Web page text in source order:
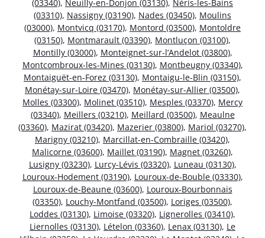
(03340), Neuilly-en-Donjon (03130), Néris-les-Bains
(03310), Nassigny (03190), Nades (03450), Moulins
(03000), Montvicq (03170), Montord (03500), Montoldre
(03150), Montmarault (03390), Montluçon (03100),
Montilly (03000), Monteignet-sur-l’Andelot (03800),
Montcombroux-les-Mines (03130), Montbeugny (03340),
Montaiguët-en-Forez (03130), Montaigu-le-Blin (03150),
Monétay-sur-Loire (03470), Monétay-sur-Allier (03500),
Molles (03300), Molinet (03510), Mesples (03370), Mercy
(03340), Meillers (03210), Meillard (03500), Meaulne
(03360), Mazirat (03420), Mazerier (03800), Mariol (03270),
Marigny (03210), Marcillat-en-Combraille (03420),
Malicorne (03600), Maillet (03190), Magnet (03260),
Lusigny (03230), Lurcy-Lévis (03320), Luneau (03130),
Louroux-Hodement (03190), Louroux-de-Bouble (03330),
Louroux-de-Beaune (03600), Louroux-Bourbonnais
(03350), Louchy-Montfand (03500), Loriges (03500),
Loddes (03130), Limoise (03320), Lignerolles (03410),
Liernolles (03130), Lételon (03360), Lenax (03130), Le